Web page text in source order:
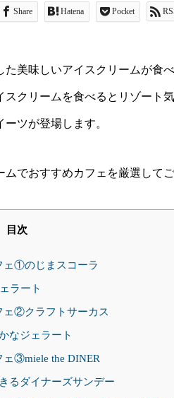
Share Hatena Pocket
た美味しいアイスクリームが食
スクリームを食べるとリゾート
ツが登場します。
でおすすめカフェを厳選してご
目次
ェ①のじまスコーラ
ラート
ェ②クラフトサーカス
なジェラート
ェ③miele the DINER
るダイナーズサンデー